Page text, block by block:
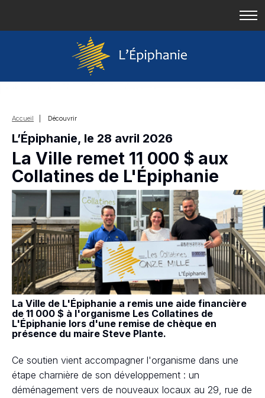
Accueil | Découvrir
L’Épiphanie, le 28 avril 2026
La Ville remet 11 000 $ aux
Collatines de L'Épiphanie
La Ville de L'Épiphanie a remis une aide financière
de 11 000 $ à l'organisme Les Collatines de
L'Épiphanie lors d'une remise de chèque en
présence du maire Steve Plante.
Ce soutien vient accompagner l'organisme dans une
étape charnière de son développement : un
déménagement vers de nouveaux locaux au 29, rue de